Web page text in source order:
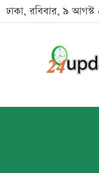
ঢাকা, রবিবার, ৯